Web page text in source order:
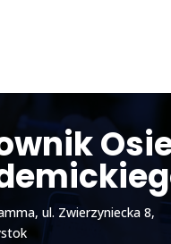
ul. Zwierzyniecka 8,